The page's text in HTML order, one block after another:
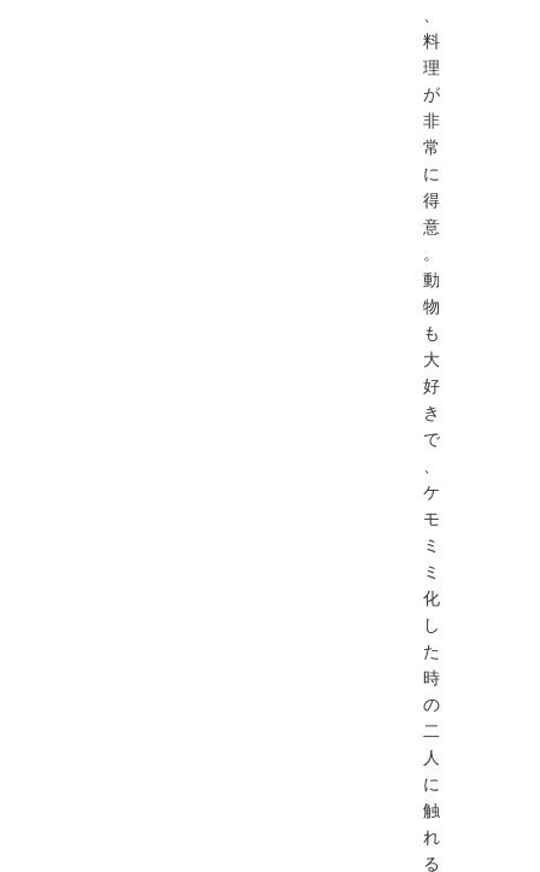
料
理
が
非
常
に
得
意
。
動
物
も
大
好
き
で
ケ
モ
ミ
ミ
化
し
た
時
の
二
人
に
触
れ
る